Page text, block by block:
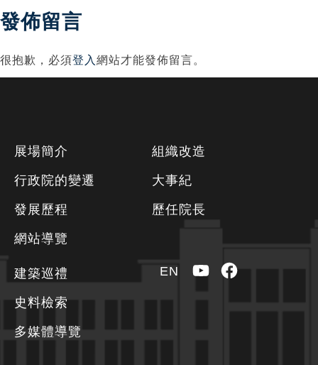
覽
發佈留言
很抱歉，必須登入網站才能發佈留言。
展場簡介
行政院的變遷
發展歷程
網站導覽
組織改造
大事紀
歷任院長
建築巡禮
史料檢索
多媒體導覽
EN YouTubeFacebook